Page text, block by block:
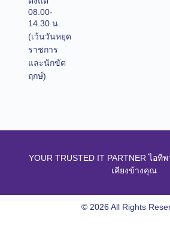
08.00-
14.30 น.
(เว้นวันหยุด
ราชการ
และนักขัต
ฤกษ์)
YOUR TRUSTED IT PARTNER ไอที
เคียงข้างคุณ
© 2026 All Rights